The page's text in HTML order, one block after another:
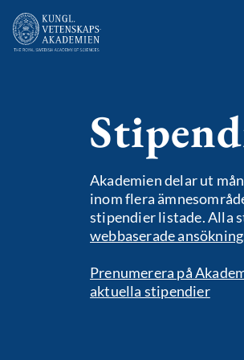
Akademien delar ut
inom flera
stipendier listade. Alla
webbaserade
Prenumerera på
aktuella stipendier